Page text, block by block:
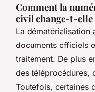
Comment la
civil change-t-elle
La dématérialisation
documents officiels
traitement. De plus
des téléprocédures,
Toutefois, certaines